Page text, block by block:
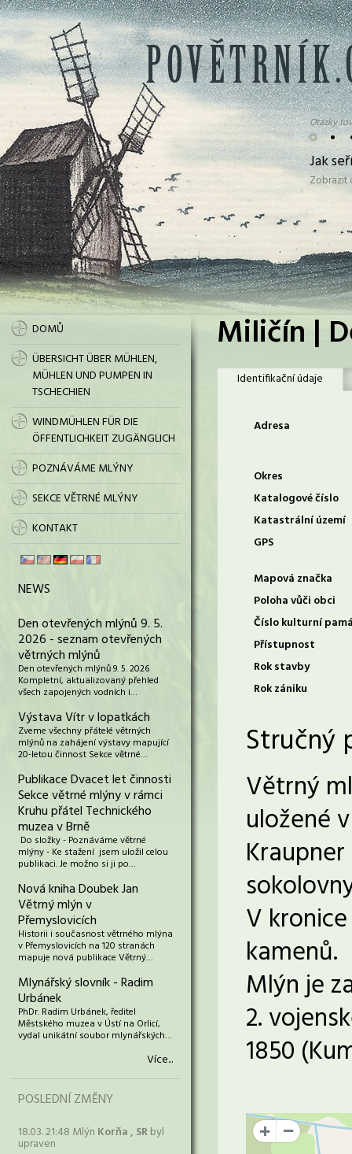
• •
Otázky
Jak
DOMŮ
ÜBERSICHT ÜBER MÜHLEN,
MÜHLEN UND PUMPEN IN
TSCHECHIEN
WINDMÜHLEN FÜR DIE
ÖFFENTLICHKEIT ZUGÄNGLICH
POZNÁVÁME MLÝNY
SEKCE VĚTRNÉ MLÝNY
KONTAKT
NEWS
Den otevřených mlýnů 9. 5.
2026 - seznam otevřených
větrných mlýnů
Den otevřených mlýnů 9. 5. 2026
Kompletní, aktualizovaný přehled
všech zapojených vodních i…
Výstava Vítr v lopatkách
Zveme všechny přátelé větrných
mlýnů na zahájení výstavy mapující
20-letou činnost Sekce větrné…
Publikace Dvacet let činnosti
Sekce větrné mlýny v rámci
Kruhu přátel Technického
muzea v Brně
Do složky - Poznáváme větrné
mlýny - Ke stažení jsem uložil celou
publikaci. Je možno si ji po…
Nová kniha Doubek Jan
Větrný mlýn v
Přemyslovicích
Historii i současnost větrného mlýna
v Přemyslovicích na 120 stranách
mapuje nová publikace Větrný…
Mlynářský slovník - Radim
Urbánek
PhDr. Radim Urbánek, ředitel
Městského muzea v Ústí na Orlicí,
vydal unikátní soubor mlynářských…
Více...
POSLEDNÍ ZMĚNY
18.03. 21:48 Mlýn Korňa , SRbyl
upraven
Miličín |
Identifikační údaje
Adresa
Okres
Katalogové číslo
Katastrální území
GPS
Mapová značka
Poloha vůči obci
Číslo kulturní
Přístupnost
Rok stavby
Rok zániku
Stručný
Větrný
uložené
V
kamenů.
Mlýn je
2.
1850
+